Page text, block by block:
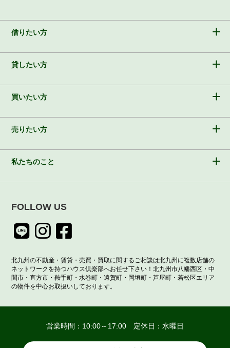
借りたい方
貸したい方
買いたい方
売りたい方
私たちのこと
FOLLOW US
北九州の不動産・賃貸・売買・買取に関するご相談は北九州に複数店舗の
ネットワークを持つハウス倶楽部へお任せ下さい！北九州市八幡西区・中
間市・直方市・鞍手町・水巻町・遠賀町・岡垣町・芦屋町・若松区エリア
の物件を中心お取扱いしております。
営業時間：10:00～17:00 定休日：水曜日